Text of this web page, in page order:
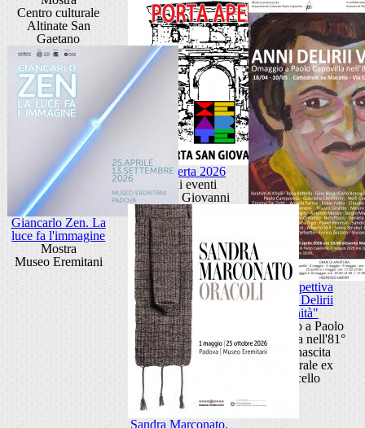
Centro culturale
Altinate San
Gaetano
Porta Aperta 2026
Ciclo di eventi
Porta San Giovanni
Retrospettiva
"Anni Delirii
Vanità"
Omaggio a Paolo
Capovilla nell'81°
della nascita
Cattedrale ex
Macello
Giancarlo Zen. La
luce fa l'immagine
Mostra
Museo Eremitani
Sandra Marconato.